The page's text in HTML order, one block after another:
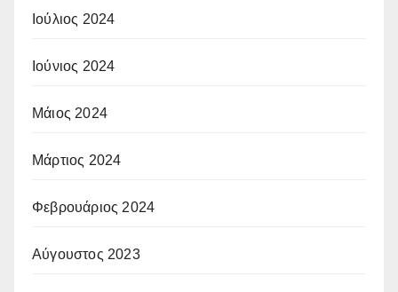
Ιούλιος 2024
Ιούνιος 2024
Μάιος 2024
Μάρτιος 2024
Φεβρουάριος 2024
Αύγουστος 2023